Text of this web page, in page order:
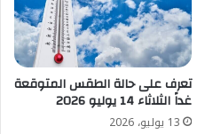
تعرف على حالة الطقس المتوقعة
غداً الثلاثاء 14 يوليو 2026
13 يوليو، 2026